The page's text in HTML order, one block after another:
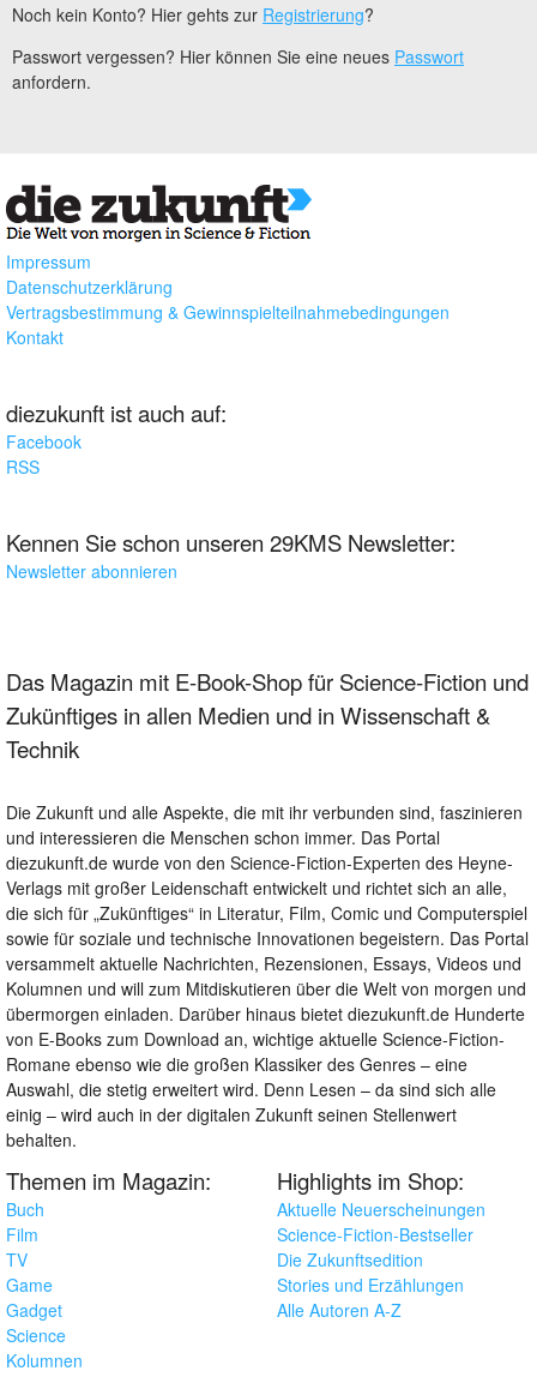
Noch kein Konto? Hier gehts zur Registrierung?
Passwort vergessen? Hier können Sie eine neues Passwort
anfordern.
Impressum
Datenschutzerklärung
Vertragsbestimmung & Gewinnspielteilnahmebedingungen
Kontakt
diezukunft ist auch auf:
Facebook
RSS
Kennen Sie schon unseren 29KMS Newsletter:
Newsletter abonnieren
Das Magazin mit E-Book-Shop für Science-Fiction und
Zukünftiges in allen Medien und in Wissenschaft &
Technik
Die Zukunft und alle Aspekte, die mit ihr verbunden sind, faszinieren
und interessieren die Menschen schon immer. Das Portal
diezukunft.de wurde von den Science-Fiction-Experten des Heyne-
Verlags mit großer Leidenschaft entwickelt und richtet sich an alle,
die sich für „Zukünftiges“ in Literatur, Film, Comic und Computerspiel
sowie für soziale und technische Innovationen begeistern. Das Portal
versammelt aktuelle Nachrichten, Rezensionen, Essays, Videos und
Kolumnen und will zum Mitdiskutieren über die Welt von morgen und
übermorgen einladen. Darüber hinaus bietet diezukunft.de Hunderte
von E-Books zum Download an, wichtige aktuelle Science-Fiction-
Romane ebenso wie die großen Klassiker des Genres – eine
Auswahl, die stetig erweitert wird. Denn Lesen – da sind sich alle
einig – wird auch in der digitalen Zukunft seinen Stellenwert
behalten.
Themen im Magazin:
Buch
Film
TV
Game
Gadget
Science
Kolumnen
Highlights im Shop:
Aktuelle Neuerscheinungen
Science-Fiction-Bestseller
Die Zukunftsedition
Stories und Erzählungen
Alle Autoren A-Z